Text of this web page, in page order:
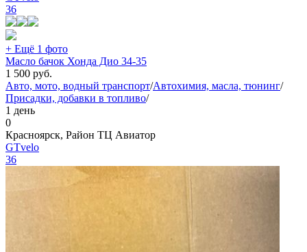
36
+ Ещё 1 фото
Масло бачок Хонда Дио 34-35
1 500 руб.
Авто, мото, водный транспорт/Автохимия, масла, тюнинг/
Присадки, добавки в топливо/
1 день
0
Красноярск, Район ТЦ Авиатор
GTvelo
36